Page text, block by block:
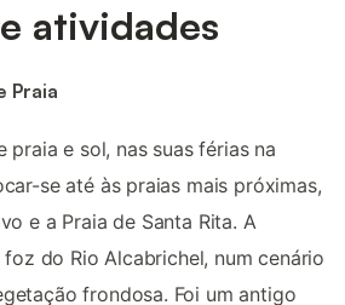
atividades
Praia
praia e sol, nas suas férias na
se até às praias mais próximas,
e a Praia de Santa Rita. A
do Rio Alcabrichel, num cenário
frondosa. Foi um antigo